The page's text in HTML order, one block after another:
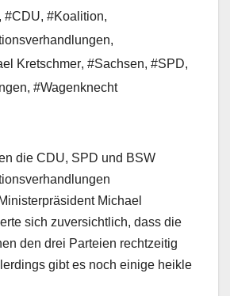
, #CDU, #Koalition,
,
Kretschmer, #Sachsen, #SPD,
, #Wagenknecht
die CDU, SPD und BSW
Michael
sich zuversichtlich, dass die
den drei Parteien rechtzeitig
gibt es noch einige heikle